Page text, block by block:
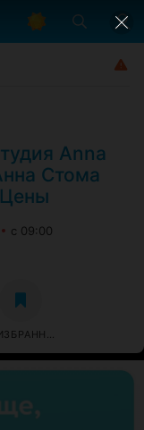
Anna
Стома
с 09:00